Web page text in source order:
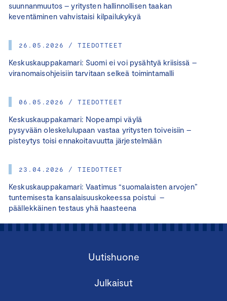
suunnanmuutos – yritysten hallinnollisen taakan
keventäminen vahvistaisi kilpailukykyä
26.05.2026 / TIEDOTTEET
Keskuskauppakamari: Suomi ei voi pysähtyä kriisissä –
viranomaisohjeisiin tarvitaan selkeä toimintamalli
06.05.2026 / TIEDOTTEET
Keskuskauppakamari: Nopeampi väylä
pysyvään oleskelulupaan vastaa yritysten toiveisiin –
pisteytys toisi ennakoitavuutta järjestelmään
23.04.2026 / TIEDOTTEET
Keskuskauppakamari: Vaatimus “suomalaisten arvojen”
tuntemisesta kansalaisuuskokeessa poistui –
päällekkäinen testaus yhä haasteena
Uutishuone
Julkaisut